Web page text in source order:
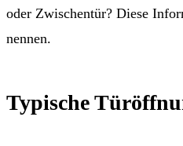
oder Zwischentür? Diese
nennen.
Typische